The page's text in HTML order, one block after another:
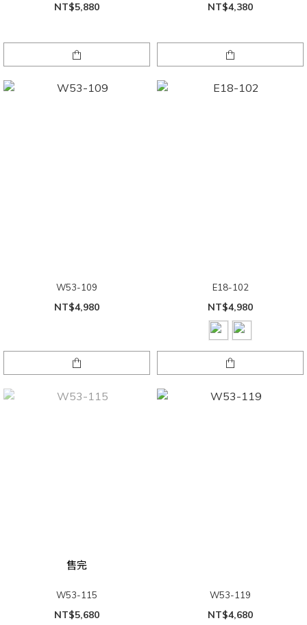
NT$5,880 NT$4,380
W53-109
NT$4,980
E18-102
NT$4,980
售完
W53-115
NT$5,680
W53-119
NT$4,680